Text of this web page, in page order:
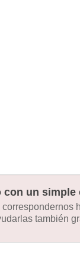
con un simple
también